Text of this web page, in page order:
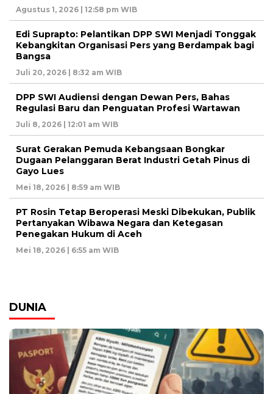
Agustus 1, 2026 | 12:58 pm WIB
Edi Suprapto: Pelantikan DPP SWI Menjadi Tonggak
Kebangkitan Organisasi Pers yang Berdampak bagi
Bangsa
Juli 20, 2026 | 8:32 am WIB
DPP SWI Audiensi dengan Dewan Pers, Bahas
Regulasi Baru dan Penguatan Profesi Wartawan
Juli 8, 2026 | 12:01 am WIB
Surat Gerakan Pemuda Kebangsaan Bongkar
Dugaan Pelanggaran Berat Industri Getah Pinus di
Gayo Lues
Mei 18, 2026 | 8:59 am WIB
PT Rosin Tetap Beroperasi Meski Dibekukan, Publik
Pertanyakan Wibawa Negara dan Ketegasan
Penegakan Hukum di Aceh
Mei 18, 2026 | 6:55 am WIB
DUNIA